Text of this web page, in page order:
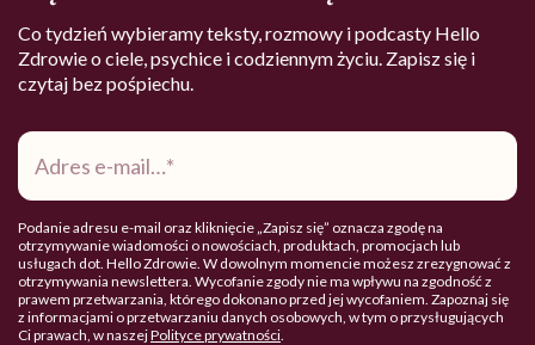
Co tydzień wybieramy teksty, rozmowy i podcasty Hello
Zdrowie o ciele, psychice i codziennym życiu. Zapisz się i
czytaj bez pośpiechu.
Adres
mail*
Podanie adresu e-mail oraz kliknięcie „Zapisz się” oznacza zgodę na
otrzymywanie wiadomości o nowościach, produktach, promocjach lub
usługach dot. Hello Zdrowie. W dowolnym momencie możesz zrezygnować z
otrzymywania newslettera. Wycofanie zgody nie ma wpływu na zgodność z
prawem przetwarzania, którego dokonano przed jej wycofaniem. Zapoznaj się
z informacjami o przetwarzaniu danych osobowych, w tym o przysługujących
Ci prawach, w naszejPolityce prywatności.